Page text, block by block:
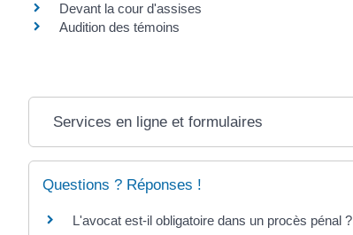
Devant la cour d'assises
Audition des témoins
Services en ligne et formulaires
Questions ? Réponses !
L'avocat est-il obligatoire dans un procès pénal ?